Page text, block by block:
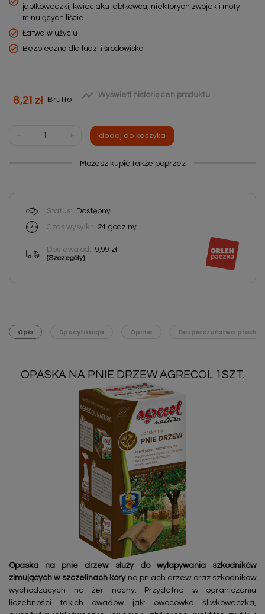
jabłkóweczki, kwieciaka jabłkowca, niektórych zwójek i motyli
minujących liście
Łatwa w użyciu
Bezpieczna dla ludzi i środowiska
8,21 zł Brutto  Wyświetl historię cen produktu
- + dodaj do koszyka
Możesz kupić także poprzez
Status:
Dostępny
Czas wysyłki:
24 godziny
Dostawa od: 9,99 zł
(Szczegóły)
Opis Specyfikacja Opinie Bezpieczeństwo
OPASKA NA PNIE DRZEW AGRECOL 1SZT.
Opaska na pnie drzew służy do wyłapywania szkodników
zimujących w szczelinach koryna pniach drzew oraz szkodników
wychodzących na żer nocny. Przydatna w ograniczaniu
liczebności takich owadów jak: owocówka śliwkóweczka,